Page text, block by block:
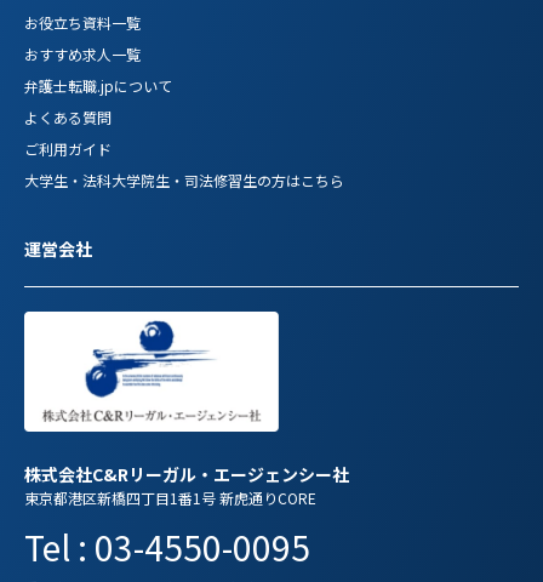
お役立ち資料一覧
おすすめ求人一覧
弁護士転職.jpについて
よくある質問
ご利用ガイド
大学生・法科大学院生・司法修習生の方はこちら
運営会社
株式会社C&Rリーガル・エージェンシー社
東京都港区新橋四丁目1番1号 新虎通りCORE
Tel : 03-4550-0095